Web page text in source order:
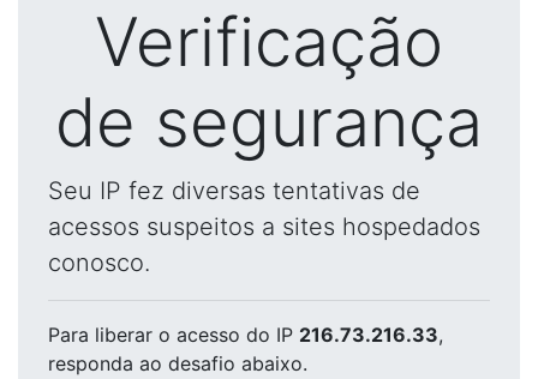
Verificação
de segurança
Seu IP fez diversas tentativas de
acessos suspeitos a sites hospedados
conosco.
Para liberar o acesso do IP 216.73.216.33,
responda ao desafio abaixo.